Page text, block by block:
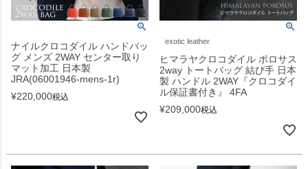
ナイルクロコダイル ハンドバッ
グ メンズ 2WAY センター取り
マット加工 日本製
JRA(06001946-mens-1r)
¥220,000税込
exotic leather
ヒマラヤクロコダイル ポロサス
2way トートバッグ 結び手 日本
製 ハンドル 2WAY『クロコダイ
ル保証書付き』 4FA
¥209,000税込